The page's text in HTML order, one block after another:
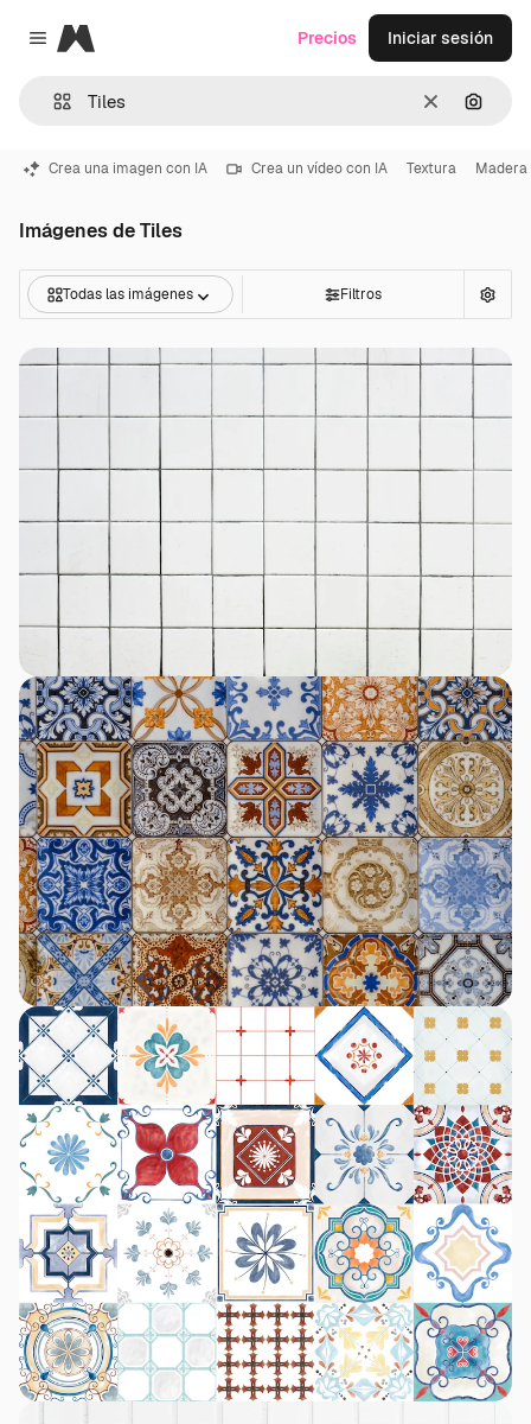
Close menu
Magnific
Borrar
Precios Iniciar sesión
Crea una imagen con IA Crea un vídeo con IA Textura Madera
Imágenes de Tiles
Todas las imágenes Filtros